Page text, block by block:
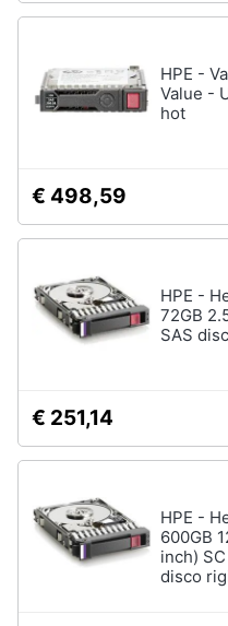
HPE -
Value -
hot
€ 498,59
HPE -
72GB
SAS
€ 251,14
HPE -
600GB
inch)
disco